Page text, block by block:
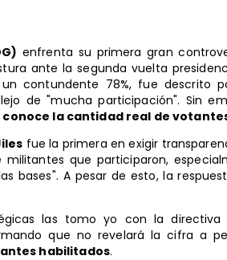
enfrenta su primera gran
ante la segunda vuelta
contundente 78%, fue descrito
de "mucha participación". Sin
conoce la cantidad real de
fue la primera en exigir
que participaron,
bases". A pesar de esto, la
las tomo yo con la
que no revelará la cifra a
habilitados.